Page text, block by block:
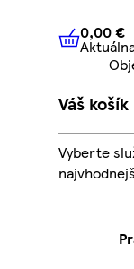
0,00 €
0,00 €
Váš košík
Vyberte